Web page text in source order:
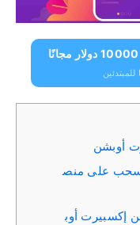
أوبشن
على منص
إكسبيرت أوب